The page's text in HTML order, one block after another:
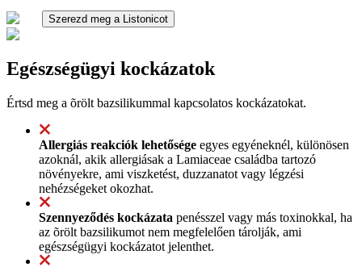
Szerezd meg a Listonicot
Egészségügyi kockázatok
Értsd meg a õrölt bazsilikummal kapcsolatos kockázatokat.
Allergiás reakciók lehetősége egyes egyéneknél, különösen
azoknál, akik allergiásak a Lamiaceae családba tartozó
növényekre, ami viszketést, duzzanatot vagy légzési
nehézségeket okozhat.
Szennyeződés kockázata penésszel vagy más toxinokkal, ha
az õrölt bazsilikumot nem megfelelően tárolják, ami
egészségügyi kockázatot jelenthet.